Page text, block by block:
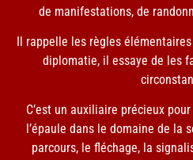
de manifestations, de
Il rappelle les règles
diplomatie, il essaye de les
C’est un auxiliaire précieux
l’épaule dans le domaine de la
parcours, le fléchage, la